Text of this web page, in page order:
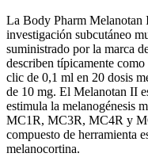
La Body Pharm Melanotan
investigación subcutáneo
suministrado por la marca
describen típicamente
clic de 0,1 ml en 20 dosis
de 10 mg. El Melanotan II
estimula la melanogénesis
MC1R, MC3R, MC4R y
compuesto de herramienta
melanocortina.